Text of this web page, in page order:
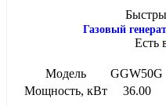
Газовый
Есть
Модель
GGW50G
Мощность, кВт
36.00